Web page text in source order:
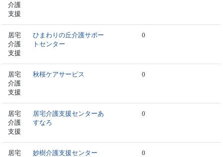
介護
支援
居宅
介護
支援
ひまわりの丘介護サポー
トセンター
0
居宅
介護
支援
秋桜ケアサービス 0
居宅
介護
支援
居宅介護支援センターあ
すなろ
0
居宅
妙樹介護支援センター 0